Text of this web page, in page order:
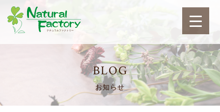
ナチュラルファクトリ
BLOG
お知らせ